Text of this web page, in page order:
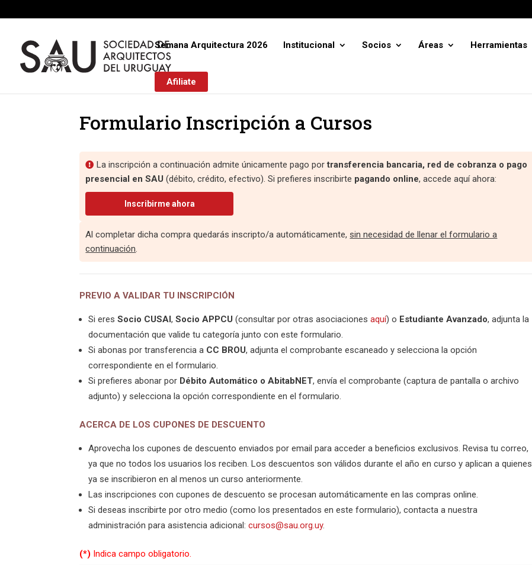
Semana Arquitectura 2026 Institucional Socios Áreas Herramientas
Afiliate
Formulario Inscripción a Cursos
La inscripción a continuación admite únicamente pago portransferencia bancaria, red de cobranza o pago
presencial en SAU (débito, crédito, efectivo). Si prefieres inscribirte pagando online, accede aquí ahora:
Inscribirme ahora
Al completar dicha compra quedarás inscripto/a automáticamente,sin necesidad de llenar el formulario a
continuación.
PREVIO A VALIDAR TU INSCRIPCIÓN
Si eresSocio CUSAI,Socio APPCU (consultar por otras asociacionesaquí) o Estudiante Avanzado, adjunta la
documentación que valide tu categoría junto con este formulario.
Si abonas por transferencia a CC BROU, adjunta el comprobante escaneado y selecciona la opción
correspondiente en el formulario.
Si prefieres abonar por Débito Automático o AbitabNET, envía el comprobante (captura de pantalla o archivo
adjunto) y selecciona la opción correspondiente en el formulario.
ACERCA DE LOS CUPONES DE DESCUENTO
Aprovecha los cupones de descuento enviados por email para acceder a beneficios exclusivos. Revisa tu correo,
ya que no todos los usuarios los reciben. Los descuentos son válidos durante el año en curso y aplican a quienes
ya se inscribieron en al menos un curso anteriormente.
Las inscripciones con cupones de descuento se procesan automáticamente en las compras online.
Si deseas inscribirte por otro medio (como los presentados en este formulario), contacta a nuestra
administración para asistencia adicional:cursos@sau.org.uy.
(*) Indica campo obligatorio.